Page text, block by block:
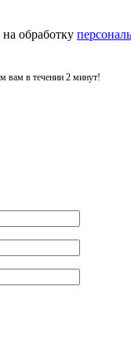
обработку
вам в течении 2 минут!